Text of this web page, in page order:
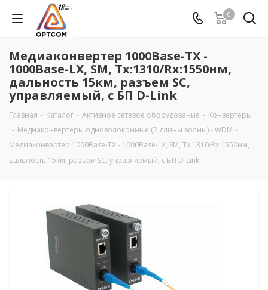
0
Медиаконвертер 1000Base-TX -
1000Base-LX, SM, Tx:1310/Rx:1550нм,
дальность 15км, разъем SC,
управляемый, с БП D-Link
Главная - Каталог - Активное сетевое оборудование - Конвертеры
- Медиаконвертеры одноволоконные (2 длины волны) - WDM -
Медиаконвертер 1000Base-TX - 1000Base-LX, SM, Tx:1310/Rx:1550нм,
дальность 15км, разъем SC, управляемый, с БП D-Link